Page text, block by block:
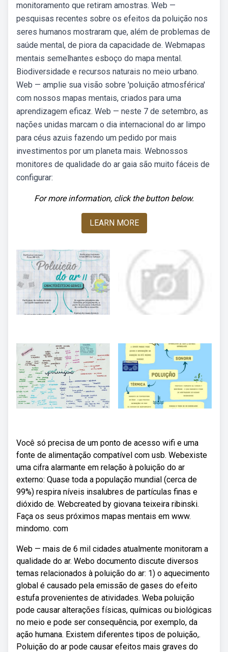
monitoramento que retiram amostras. Web —
pesquisas recentes sobre os efeitos da poluição nos
seres humanos mostraram que, além de problemas de
saúde mental, de piora da capacidade de. Webmapas
mentais semelhantes esboço do mapa mental.
Biodiversidade e recursos naturais no meio urbano.
Web — amplie sua visão sobre 'poluição atmosférica'
com nossos mapas mentais, criados para uma
aprendizagem eficaz. Web — neste 7 de setembro, as
nações unidas marcam o dia internacional do ar limpo
para céus azuis fazendo um pedido por mais
investimentos por um planeta mais. Webnossos
monitores de qualidade do ar gaia são muito fáceis de
configurar:
For more information, click the button below.
LEARN MORE
Você só precisa de um ponto de acesso wifi e uma
fonte de alimentação compatível com usb. Webexiste
uma cifra alarmante em relação à poluição do ar
externo: Quase toda a população mundial (cerca de
99%) respira níveis insalubres de partículas finas e
dióxido de. Webcreated by giovana teixeira ribinski.
Faça os seus próximos mapas mentais em www.
mindomo. com
Web — mais de 6 mil cidades atualmente monitoram a
qualidade do ar. Webo documento discute diversos
temas relacionados à poluição do ar: 1) o aquecimento
global é causado pela emissão de gases do efeito
estufa provenientes de atividades. Weba poluição
pode causar alterações físicas, químicas ou biológicas
no meio e pode ser consequência, por exemplo, da
ação humana. Existem diferentes tipos de poluição,.
Poluição do ar pode causar efeitos mais graves do